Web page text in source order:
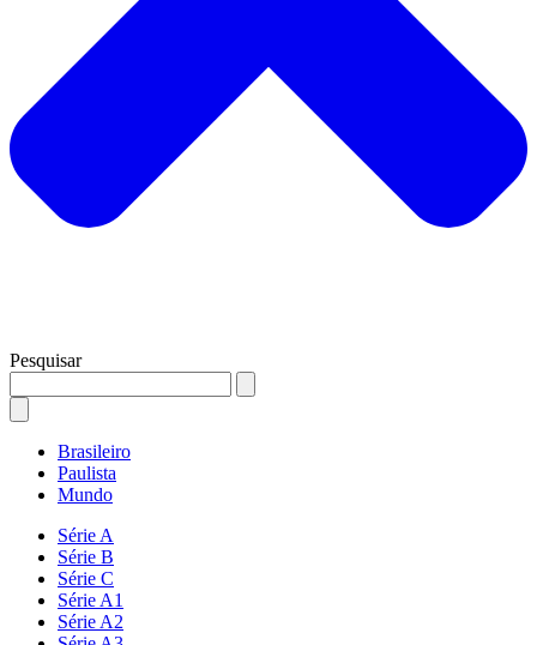
Pesquisar
Brasileiro
Paulista
Mundo
Série A
Série B
Série C
Série A1
Série A2